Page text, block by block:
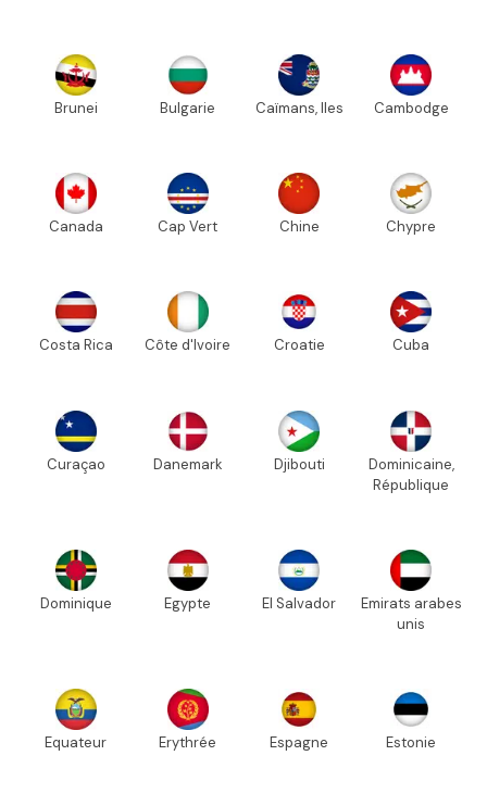
Brunei Bulgarie Caïmans, Iles Cambodge
Canada Cap Vert Chine Chypre
Costa Rica Côte d'Ivoire Croatie Cuba
Curaçao Danemark Djibouti
Dominicaine,
République
Dominique Egypte El Salvador
Emirats arabes
unis
Equateur Erythrée Espagne Estonie